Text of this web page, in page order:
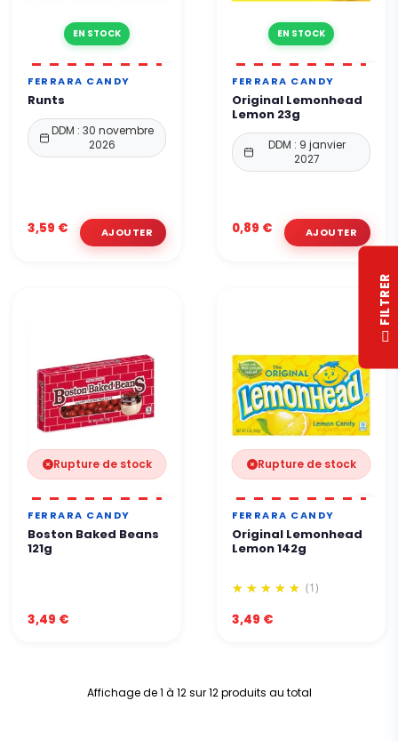
EN STOCK
FERRARA CANDY
Runts
DDM : 30 novembre
2026
3,59 €
EN STOCK
FERRARA CANDY
Original Lemonhead
Lemon 23g
DDM : 9 janvier
2027
0,89 €
Rupture de stock
FERRARA CANDY
Boston Baked Beans
121g
3,49 €
Rupture de stock
FERRARA CANDY
Original Lemonhead
Lemon 142g
(1)
3,49 €
Affichage de 1 à 12 sur 12 produits au total
R